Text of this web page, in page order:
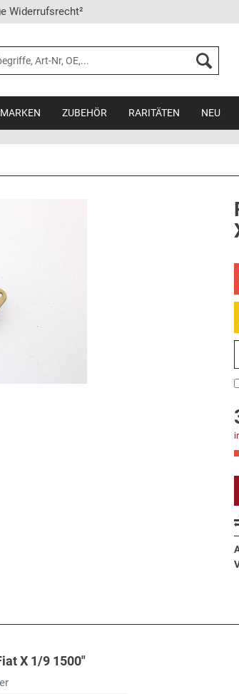
Widerrufsrecht²
ZUBEHÖR RARITÄTEN NEU
X 1/9 1500"